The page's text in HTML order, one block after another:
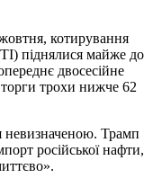
котирування
піднялися майже до
двосесійне
трохи нижче 62
невизначеною. Трамп
російської нафти,